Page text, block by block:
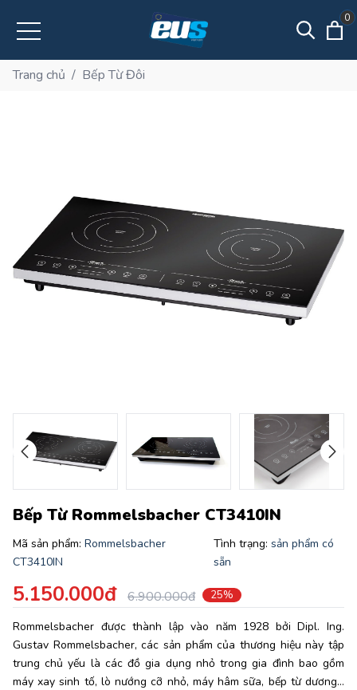
0
Trang chủ / Bếp Từ Đôi
Bếp Từ Rommelsbacher CT3410IN
Mã sản phẩm: Rommelsbacher
CT3410IN
Tình trạng: sản phẩm có
sẵn
5.150.000đ 6.900.000đ 25%
Rommelsbacher được thành lập vào năm 1928 bởi Dipl. Ing.
Gustav Rommelsbacher, các sản phẩm của thương hiệu này tập
trung chủ yếu là các đồ gia dụng nhỏ trong gia đình bao gồm
máy xay sinh tố, lò nướng cỡ nhỏ, máy hâm sữa, bếp từ dương…